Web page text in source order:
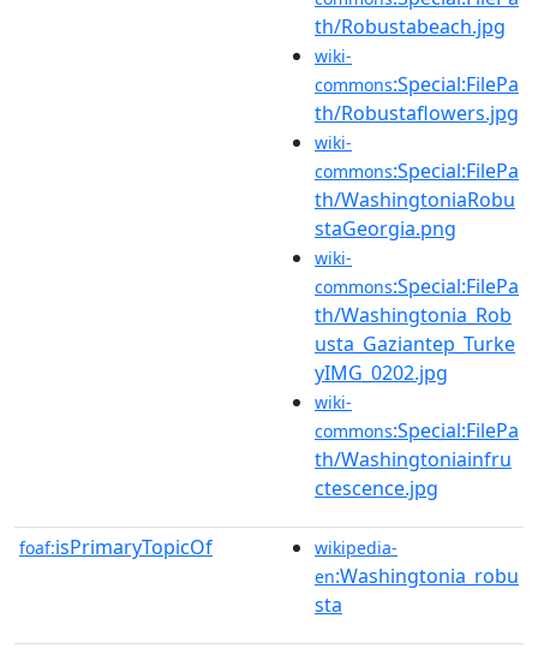
th/Robustabeach.jpg
wiki-
commons:Special:FilePa
th/Robustaflowers.jpg
wiki-
commons:Special:FilePa
th/WashingtoniaRobu
staGeorgia.png
wiki-
commons:Special:FilePa
th/Washingtonia_Rob
usta_Gaziantep_Turke
yIMG_0202.jpg
wiki-
commons:Special:FilePa
th/Washingtoniainfru
ctescence.jpg
foaf:isPrimaryTopicOf
wikipedia-
en:Washingtonia_robu
sta